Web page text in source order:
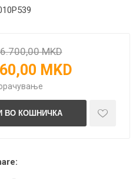
6.700,00 MKD
MKD